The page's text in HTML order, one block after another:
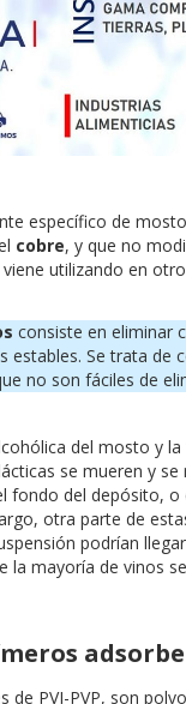
específico de
cobre, y que no
utilizando en
consiste en eliminar
estables. Se trata de
no son fáciles de
del mosto y
se mueren y
fondo del depósito,
otra parte de
podrían
la mayoría de vinos
de PVI-PVP, son